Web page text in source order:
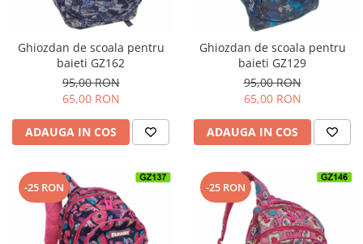
Ghiozdan de scoala pentru
baieti GZ162
95,00 RON
65,00 RON
ADAUGA IN COS
Ghiozdan de scoala pentru
baieti GZ129
95,00 RON
65,00 RON
ADAUGA IN COS
-25 RON -25 RON